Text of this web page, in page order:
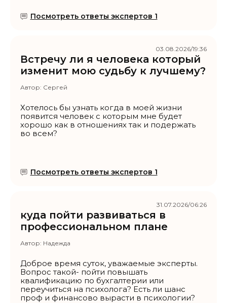
Посмотреть ответы экспертов 1
Встречу ли я человека который
изменит мою судьбу к лучшему?
Автор: Сергей
Хотелось бы узнать когда в моей жизни
появится человек с которым мне будет
хорошо как в отношениях так и подержать
во всем?
Посмотреть ответы экспертов 1
03.08.2026/19:36
куда пойти развиваться в
профессиональном плане
Автор: Надежда
Доброе время суток, уважаемые эксперты.
Вопрос такой- пойти повышать
квалификацию по бухгалтерии или
переучиться на психолога? Есть ли шанс
проф и финансово вырасти в психологии?
31.07.2026/06:26